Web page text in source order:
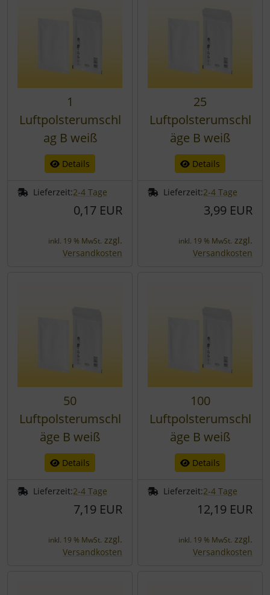
1
Luftpolsterumschl
ag B weiß
Details
Lieferzeit:2-4 Tage
0,17 EUR
inkl. 19 % MwSt. zzgl.
Versandkosten
25
Luftpolsterumschl
äge B weiß
Details
Lieferzeit:2-4 Tage
3,99 EUR
inkl. 19 % MwSt. zzgl.
Versandkosten
50
Luftpolsterumschl
äge B weiß
Details
Lieferzeit:2-4 Tage
7,19 EUR
inkl. 19 % MwSt. zzgl.
Versandkosten
100
Luftpolsterumschl
äge B weiß
Details
Lieferzeit:2-4 Tage
12,19 EUR
inkl. 19 % MwSt. zzgl.
Versandkosten